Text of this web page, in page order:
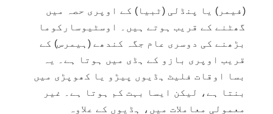
(فیمر) یا پنڈلی (ٹبیا) کے اوپری حصہ میں
گھٹنے کے قریب ہوتے ہیں۔ اوسٹیوسارکوما
بڑھنے کی دوسری عام جگہ کندھے (ہیمرس) کے
قریب اوپری بازو کے ہڈی میں ہوتا ہے۔ يہ
بسا اوقات فلیٹ ہڈیوں پیڑو یا کھوپڑی میں
بنتا ہے، لیکن ایسا بہت کم ہوتا ہے۔ غیر
معمولی معاملات میں، ہڈیوں کے علاوہ